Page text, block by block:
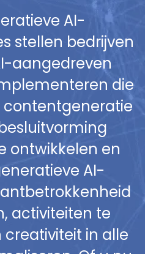
AI-
stellen bedrijven
aangedreven
die
ontwikkelen en
AI-
activiteiten te
in alle